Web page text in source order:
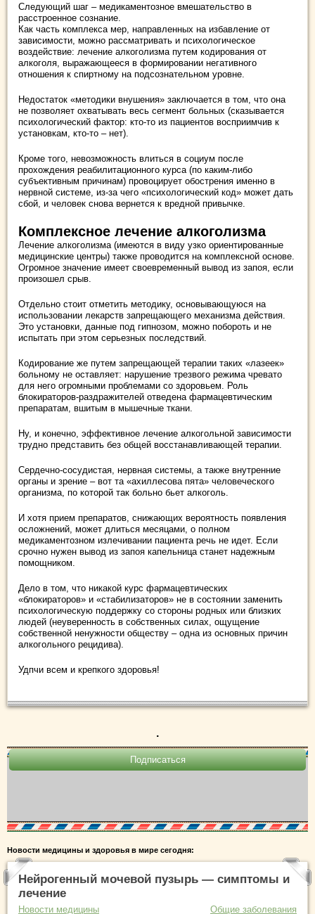
Следующий шаг – медикаментозное вмешательство в
расстроенное сознание.
Как часть комплекса мер, направленных на избавление от
зависимости, можно рассматривать и психологическое
воздействие: лечение алкоголизма путем кодирования от
алкоголя, выражающееся в формировании негативного
отношения к спиртному на подсознательном уровне.
Недостаток «методики внушения» заключается в том, что она
не позволяет охватывать весь сегмент больных (сказывается
психологический фактор: кто-то из пациентов восприимчив к
установкам, кто-то – нет).
Кроме того, невозможность влиться в социум после
прохождения реабилитационного курса (по каким-либо
субъективным причинам) провоцирует обострения именно в
нервной системе, из-за чего «психологический код» может дать
сбой, и человек снова вернется к вредной привычке.
Комплексное лечение алкоголизма
Лечение алкоголизма (имеются в виду узко ориентированные
медицинские центры) также проводится на комплексной основе.
Огромное значение имеет своевременный вывод из запоя, если
произошел срыв.
Отдельно стоит отметить методику, основывающуюся на
использовании лекарств запрещающего механизма действия.
Это установки, данные под гипнозом, можно побороть и не
испытать при этом серьезных последствий.
Кодирование же путем запрещающей терапии таких «лазеек»
больному не оставляет: нарушение трезвого режима чревато
для него огромными проблемами со здоровьем. Роль
блокираторов-раздражителей отведена фармацевтическим
препаратам, вшитым в мышечные ткани.
Ну, и конечно, эффективное лечение алкогольной зависимости
трудно представить без общей восстанавливающей терапии.
Сердечно-сосудистая, нервная системы, а также внутренние
органы и зрение – вот та «ахиллесова пята» человеческого
организма, по которой так больно бьет алкоголь.
И хотя прием препаратов, снижающих вероятность появления
осложнений, может длиться месяцами, о полном
медикаментозном излечивании пациента речь не идет. Если
срочно нужен вывод из запоя капельница станет надежным
помощником.
Дело в том, что никакой курс фармацевтических
«блокираторов» и «стабилизаторов» не в состоянии заменить
психологическую поддержку со стороны родных или близких
людей (неуверенность в собственных силах, ощущение
собственной ненужности обществу – одна из основных причин
алкогольного рецидива).
Удпчи всем и крепкого здоровья!
.
Новости медицины и здоровья в мире сегодня:
Нейрогенный мочевой пузырь — симптомы и
лечение
Новости медицины Общие заболевания